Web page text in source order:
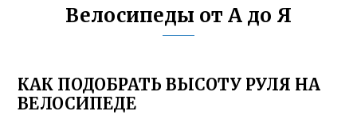
Велосипеды от А до Я
КАК ПОДОБРАТЬ ВЫСОТУ РУЛЯ НА
ВЕЛОСИПЕДЕ